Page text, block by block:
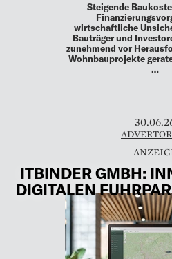
Steigende
wirtschaftliche
Bauträger und
zunehmend vor
Wohnbauprojekte
…
ITBINDER GMBH:
DIGITALEN